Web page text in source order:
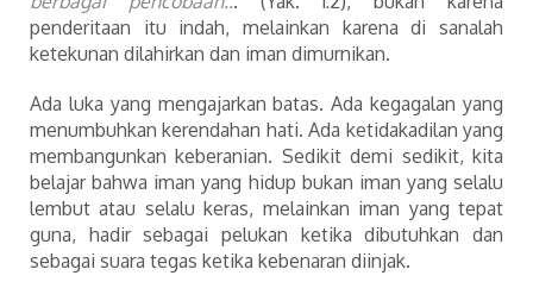
penderitaan itu indah, melainkan karena di sanalah
ketekunan dilahirkan dan iman dimurnikan.
Ada luka yang mengajarkan batas. Ada kegagalan yang
menumbuhkan kerendahan hati. Ada ketidakadilan yang
membangunkan keberanian. Sedikit demi sedikit, kita
belajar bahwa iman yang hidup bukan iman yang selalu
lembut atau selalu keras, melainkan iman yang tepat
guna, hadir sebagai pelukan ketika dibutuhkan dan
sebagai suara tegas ketika kebenaran diinjak.